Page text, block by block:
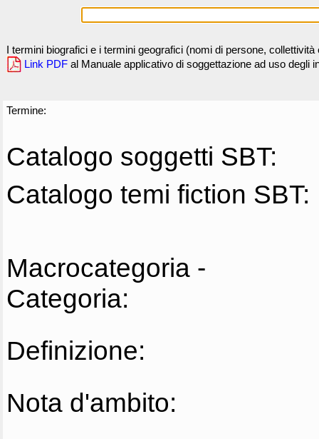
I termini biografici e i termini geografici (nomi di persone,
Link PDF al Manuale applicativo di soggettazione ad uso degli
Termine:
Catalogo soggetti SBT:
Catalogo temi fiction SBT:
Macrocategoria -
Categoria:
Definizione:
Nota d'ambito: